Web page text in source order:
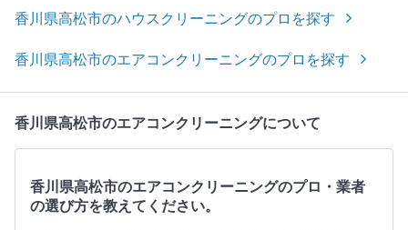
香川県高松市のハウスクリーニングのプロを探す
香川県高松市のエアコンクリーニングのプロを探す
香川県高松市のエアコンクリーニングについて
香川県高松市のエアコンクリーニングのプロ・業者
の選び方を教えてください。